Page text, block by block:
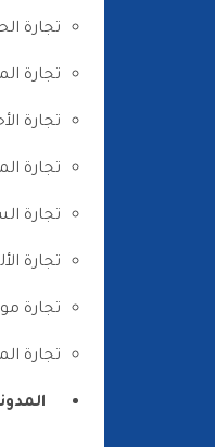
تجارة
تجارة
تجارة
تجارة
تجارة
تجارة
تجارة
تجارة